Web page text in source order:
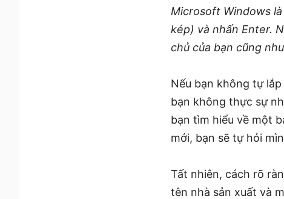
Microsoft Windows
kép) và nhấn Enter.
chủ của bạn cũng
Nếu bạn không tự
bạn không thực sự
bạn tìm hiểu về một
mới, bạn sẽ tự hỏi
Tất nhiên, cách rõ
tên nhà sản xuất và